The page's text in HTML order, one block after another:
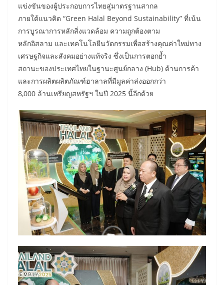
แข่งขันของผู้ประกอบการไทยสู่มาตรฐานสากล
ภายใต้แนวคิด “Green Halal Beyond Sustainability” ที่เน้น
การบูรณาการหลักสิ่งแวดล้อม ความถูกต้องตาม
หลักอิสลาม และเทคโนโลยีนวัตกรรมเพื่อสร้างคุณค่าใหม่ทาง
เศรษฐกิจและสังคมอย่างแท้จริง ซึ่งเป็นการตอกย้ำ
สถานะของประเทศไทยในฐานะศูนย์กลาง (Hub) ด้านการค้า
และการผลิตผลิตภัณฑ์ฮาลาลที่มีมูลค่าส่งออกกว่า
8,000 ล้านเหรียญสหรัฐฯ ในปี 2025 นี้อีกด้วย